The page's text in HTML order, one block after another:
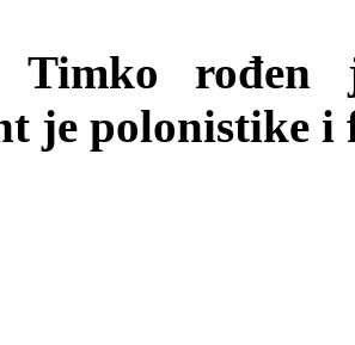
Timko rođen
je polonistike i